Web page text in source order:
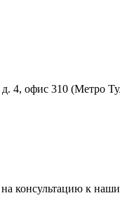
4, офис 310 (Метро
консультацию к